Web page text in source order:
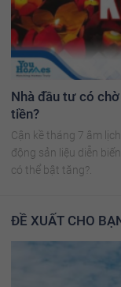
Nhà đầu tư có
tiền?
Cận kề tháng 7 âm
động sản liệu diễn
có thể bật tăng?.
ĐỀ XUẤT CHO